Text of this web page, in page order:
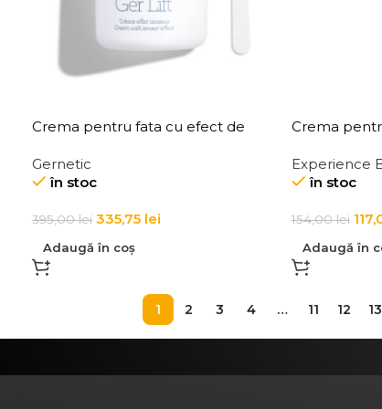
Crema pentru fata cu efect de
Effect
Gernetic
în stoc
395,00lei 335,75 lei
Adaugă în coș
Crema
Thickening
Experience
în stoc
154,00lei
Adaugă în
1 2 3 4 … 11 12 13